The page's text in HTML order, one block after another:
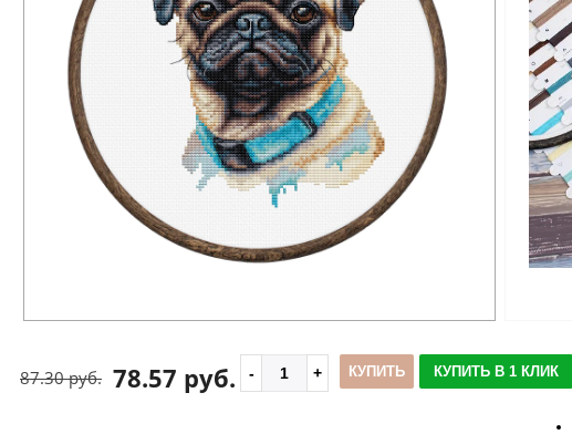
78.57 руб.
87.30 руб. КУПИТЬ КУПИТЬ В 1 КЛИК